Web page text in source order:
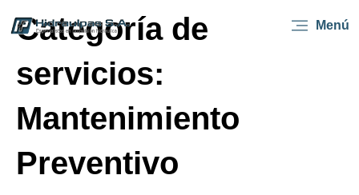
Menú
Categoría de
servicios:
Mantenimiento
Preventivo